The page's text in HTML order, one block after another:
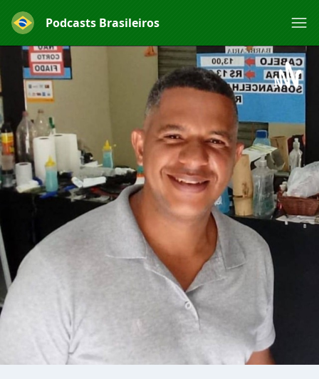
Podcasts Brasileiros